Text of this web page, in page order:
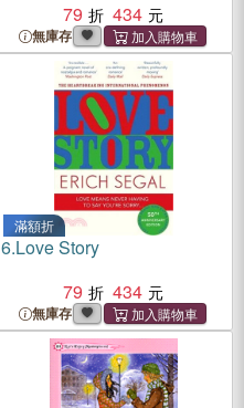
79
434
無庫存
滿額折
6.Love Story
79
434
無庫存